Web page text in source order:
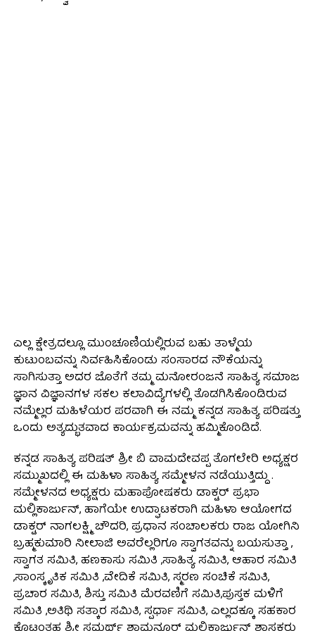
ಎಲ್ಲ ಕ್ಷೇತ್ರದಲ್ಲೂ ಮುಂಚೂಣಿಯಲ್ಲಿರುವ ಬಹು ತಾಳ್ಮೆಯ
ಕುಟುಂಬವನ್ನು ನಿರ್ವಹಿಸಿಕೊಂಡು ಸಂಸಾರದ ನೌಕೆಯನ್ನು
ಸಾಗಿಸುತ್ತಾ ಅದರ ಜೊತೆಗೆ ತಮ್ಮ ಮನೋರಂಜನೆ ಸಾಹಿತ್ಯ ಸಮಾಜ
ಜ್ಞಾನ ವಿಜ್ಞಾನಗಳ ಸಕಲ ಕಲಾವಿದ್ಯೆಗಳಲ್ಲಿ ತೊಡಗಿಸಿಕೊಂಡಿರುವ
ನಮ್ಮೆಲ್ಲರ ಮಹಿಳೆಯರ ಪರವಾಗಿ ಈ ನಮ್ಮ ಕನ್ನಡ ಸಾಹಿತ್ಯ ಪರಿಷತ್ತು
ಒಂದು ಅತ್ಯದ್ಭುತವಾದ ಕಾರ್ಯಕ್ರಮವನ್ನು ಹಮ್ಮಿಕೊಂಡಿದೆ.
ಕನ್ನಡ ಸಾಹಿತ್ಯ ಪರಿಷತ್ ಶ್ರೀ ಬಿ ವಾಮದೇವಪ್ಪ ತೊಗಲೇರಿ ಅಧ್ಯಕ್ಷರ
ಸಮ್ಮುಖದಲ್ಲಿ ಈ ಮಹಿಳಾ ಸಾಹಿತ್ಯ ಸಮ್ಮೇಳನ ನಡೆಯುತ್ತಿದ್ದು .
ಸಮ್ಮೇಳನದ ಅಧ್ಯಕ್ಷರು ಮಹಾಪೋಷಕರು ಡಾಕ್ಟರ್ ಪ್ರಭಾ
ಮಲ್ಲಿಕಾರ್ಜುನ್, ಹಾಗೆಯೇ ಉದ್ಘಾಟಕರಾಗಿ ಮಹಿಳಾ ಆಯೋಗದ
ಡಾಕ್ಟರ್ ನಾಗಲಕ್ಷ್ಮಿ ಚೌದರಿ, ಪ್ರಧಾನ ಸಂಚಾಲಕರು ರಾಜ ಯೋಗಿನಿ
ಬ್ರಹ್ಮಕುಮಾರಿ ನೀಲಾಜಿ ಅವರೆಲ್ಲರಿಗೂ ಸ್ವಾಗತವನ್ನು ಬಯಸುತ್ತಾ ,
ಸ್ವಾಗತ ಸಮಿತಿ, ಹಣಕಾಸು ಸಮಿತಿ ,ಸಾಹಿತ್ಯ ಸಮಿತಿ, ಆಹಾರ ಸಮಿತಿ
,ಸಾಂಸ್ಕೃತಿಕ ಸಮಿತಿ ,ವೇದಿಕೆ ಸಮಿತಿ, ಸ್ಮರಣ ಸಂಚಿಕೆ ಸಮಿತಿ,
ಪ್ರಚಾರ ಸಮಿತಿ, ಶಿಸ್ತು ಸಮಿತಿ ಮೆರವಣಿಗೆ ಸಮಿತಿ,ಪುಸ್ತಕ ಮಳಿಗೆ
ಸಮಿತಿ ,ಅತಿಥಿ ಸತ್ಕಾರ ಸಮಿತಿ, ಸ್ಪರ್ಧಾ ಸಮಿತಿ, ಎಲ್ಲದಕ್ಕೂ ಸಹಕಾರ